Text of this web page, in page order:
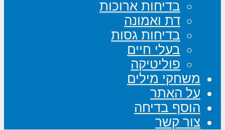
בדיחות ארוכות
דת ואמונה
בדיחות גסות
בעלי חיים
פוליטיקה
משחקי מילים
על האתר
הוסף בדיחה
צור קשר